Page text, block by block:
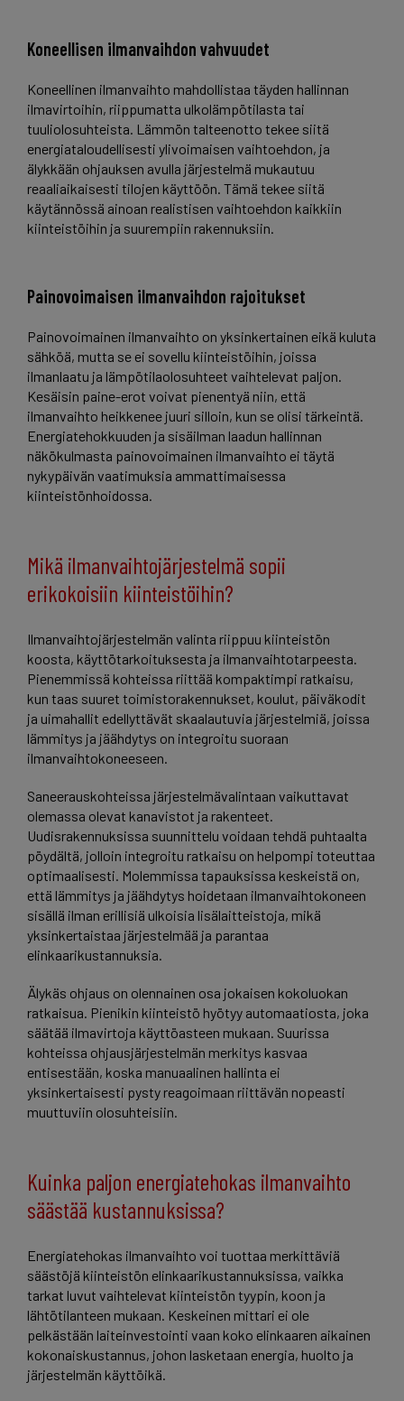
Koneellisen ilmanvaihdon vahvuudet
Koneellinen ilmanvaihto mahdollistaa täyden hallinnan
ilmavirtoihin, riippumatta ulkolämpötilasta tai
tuuliolosuhteista. Lämmön talteenotto tekee siitä
energiataloudellisesti ylivoimaisen vaihtoehdon, ja
älykkään ohjauksen avulla järjestelmä mukautuu
reaaliaikaisesti tilojen käyttöön. Tämä tekee siitä
käytännössä ainoan realistisen vaihtoehdon kaikkiin
kiinteistöihin ja suurempiin rakennuksiin.
Painovoimaisen ilmanvaihdon rajoitukset
Painovoimainen ilmanvaihto on yksinkertainen eikä kuluta
sähköä, mutta se ei sovellu kiinteistöihin, joissa
ilmanlaatu ja lämpötilaolosuhteet vaihtelevat paljon.
Kesäisin paine-erot voivat pienentyä niin, että
ilmanvaihto heikkenee juuri silloin, kun se olisi tärkeintä.
Energiatehokkuuden ja sisäilman laadun hallinnan
näkökulmasta painovoimainen ilmanvaihto ei täytä
nykypäivän vaatimuksia ammattimaisessa
kiinteistönhoidossa.
Mikä ilmanvaihtojärjestelmä sopii
erikokoisiin kiinteistöihin?
Ilmanvaihtojärjestelmän valinta riippuu kiinteistön
koosta, käyttötarkoituksesta ja ilmanvaihtotarpeesta.
Pienemmissä kohteissa riittää kompaktimpi ratkaisu,
kun taas suuret toimistorakennukset, koulut, päiväkodit
ja uimahallit edellyttävät skaalautuvia järjestelmiä, joissa
lämmitys ja jäähdytys on integroitu suoraan
ilmanvaihtokoneeseen.
Saneerauskohteissa järjestelmävalintaan vaikuttavat
olemassa olevat kanavistot ja rakenteet.
Uudisrakennuksissa suunnittelu voidaan tehdä puhtaalta
pöydältä, jolloin integroitu ratkaisu on helpompi toteuttaa
optimaalisesti. Molemmissa tapauksissa keskeistä on,
että lämmitys ja jäähdytys hoidetaan ilmanvaihtokoneen
sisällä ilman erillisiä ulkoisia lisälaitteistoja, mikä
yksinkertaistaa järjestelmää ja parantaa
elinkaarikustannuksia.
Älykäs ohjaus on olennainen osa jokaisen kokoluokan
ratkaisua. Pienikin kiinteistö hyötyy automaatiosta, joka
säätää ilmavirtoja käyttöasteen mukaan. Suurissa
kohteissa ohjausjärjestelmän merkitys kasvaa
entisestään, koska manuaalinen hallinta ei
yksinkertaisesti pysty reagoimaan riittävän nopeasti
muuttuviin olosuhteisiin.
Kuinka paljon energiatehokas ilmanvaihto
säästää kustannuksissa?
Energiatehokas ilmanvaihto voi tuottaa merkittäviä
säästöjä kiinteistön elinkaarikustannuksissa, vaikka
tarkat luvut vaihtelevat kiinteistön tyypin, koon ja
lähtötilanteen mukaan. Keskeinen mittari ei ole
pelkästään laiteinvestointi vaan koko elinkaaren aikainen
kokonaiskustannus, johon lasketaan energia, huolto ja
järjestelmän käyttöikä.